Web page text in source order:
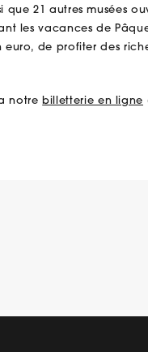
21 autres musées
les vacances de
de profiter des
notre billetterie en ligne